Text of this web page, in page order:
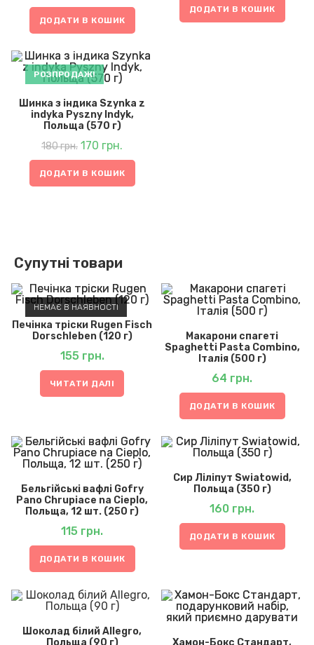
ДОДАТИ В КОШИК
ДОДАТИ В КОШИК
РОЗПРОДАЖ!
Шинка з індика Szynka z
indyka Pyszny Indyk,
Польща (570 г)
180грн. Оригінальна
ціна:
180 грн..
170 грн.
ДОДАТИ В КОШИК
Супутні товари
НЕМАЄ В НАЯВНОСТІ
Печінка тріски Rugen Fisch
Dorschleben (120 г)
155 грн.
ЧИТАТИ ДАЛІ
Макарони спагеті
Spaghetti Pasta Combino,
Італія (500 г)
64 грн.
ДОДАТИ В КОШИК
Бельгійські вафлі Gofry
Pano Chrupiace na Cieplo,
Польща, 12 шт. (250 г)
115 грн.
ДОДАТИ В КОШИК
Сир Ліліпут Swiatowid,
Польща (350 г)
160 грн.
ДОДАТИ В КОШИК
Шоколад білий Allegro,
Польща (90 г)
Хамон-Бокс Стандарт,